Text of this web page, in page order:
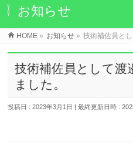
お知らせ
HOME » お知らせ » 技術補佐員と
技術補佐員として渡
ました。
投稿日 : 2023年3月1日 最終更新日時 :